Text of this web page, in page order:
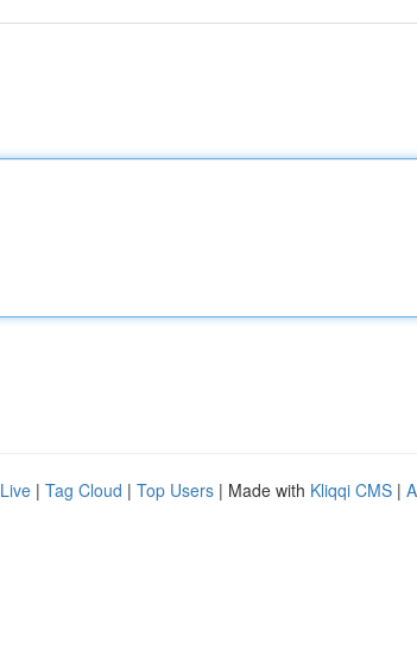
Live | Tag Cloud | Top Users | Made with Kliqqi CMS |